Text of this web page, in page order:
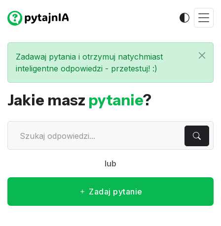
Zadawaj pytania i otrzymuj natychmiast
inteligentne odpowiedzi - przetestuj! :)
Jakie masz pytanie?
lub
Zadaj pytanie